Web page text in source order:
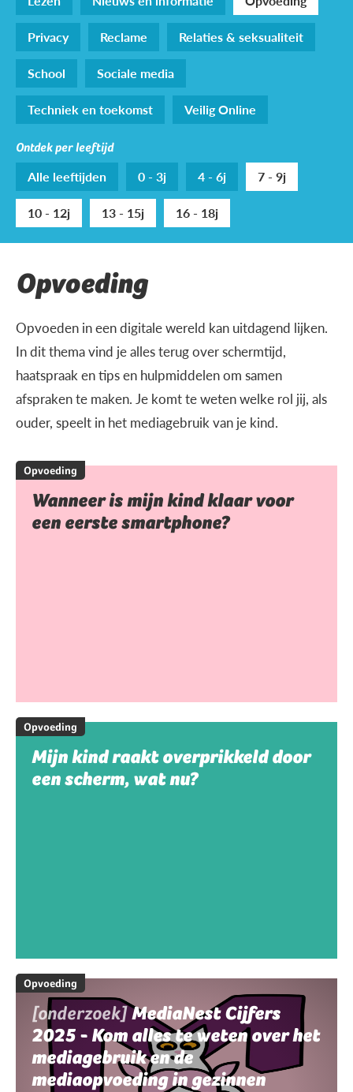
Privacy
Reclame
Relaties & seksualiteit
School
Sociale media
Techniek en toekomst
Veilig Online
Ontdek per leeftijd
Alle leeftijden 0 - 3j 4 - 6j
7 - 9j
10 - 12j
13 - 15j 16 - 18j
Opvoeding
Opvoeden in een digitale wereld kan uitdagend lijken.
In dit thema vind je alles terug over schermtijd,
haatspraak en tips en hulpmiddelen om samen
afspraken te maken. Je komt te weten welke rol jij, als
ouder, speelt in het mediagebruik van je kind.
Opvoeding
Wanneer is mijn kind klaar voor
een eerste smartphone?
Opvoeding
Mijn kind raakt overprikkeld door
een scherm, wat nu?
Opvoeding
[onderzoek]MediaNest Cijfers
2025 - Kom alles te weten over het
mediagebruik en de
mediaopvoeding in gezinnen